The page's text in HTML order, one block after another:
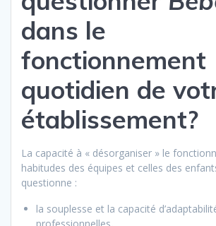
dans le
fonctionnement
quotidien de
établissement?
La capacité à « désorganiser » le
habitudes des équipes et celles des
questionne :
la souplesse et la capacité